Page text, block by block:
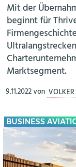
BERUFE
AERO-KULTUR
Mit der
beginnt für
Marktsegment.
9.11.2022von
BUSINESS